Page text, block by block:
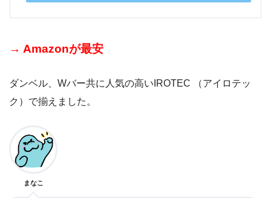
→ Amazonが最安
ダンベル、Wバー共に人気の高い IROTEC （アイロテッ
ク）で揃えました。
まなこ